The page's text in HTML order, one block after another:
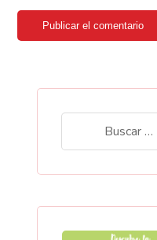
Publicar el comentario